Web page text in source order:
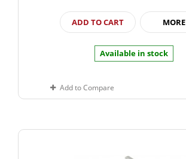
ADD TO CART MORE
Available in stock
Add to Compare